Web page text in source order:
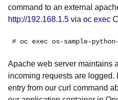
command to an external
http://192.168.1.5 via oc exec
# oc exec
Apache web server maintains
incoming requests are logged.
entry from our curl command